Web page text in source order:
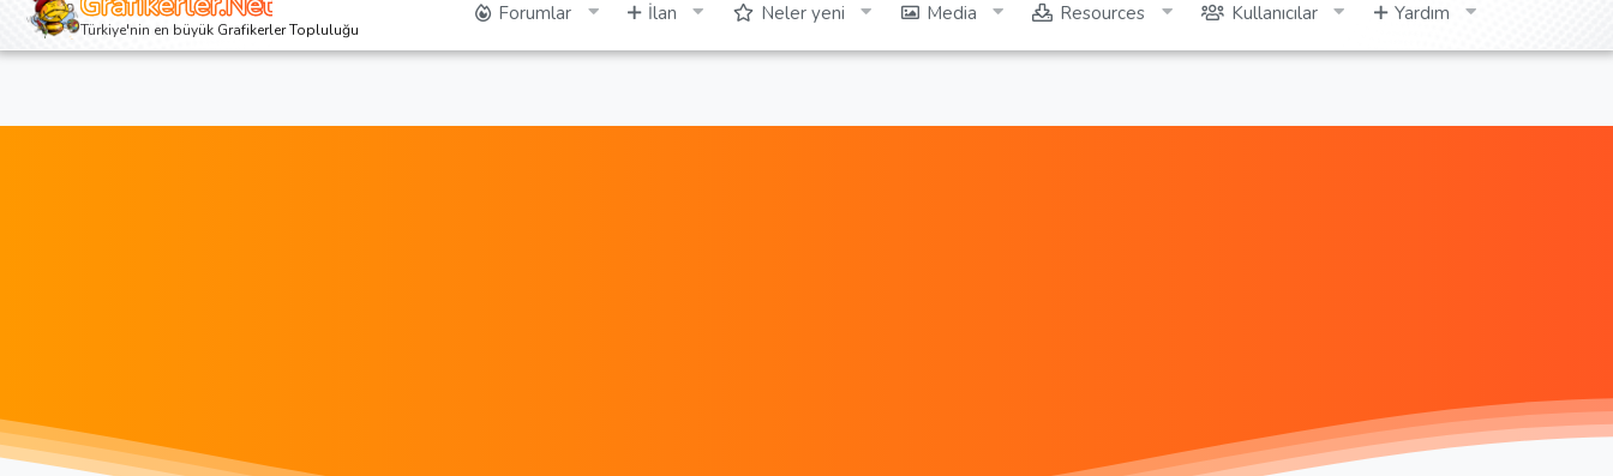
Giriş yap Kayıt ol
Türkiye'nin en büyük Grafikerler Topluluğu
Forumlar İlan Neler yeni Media Resources Kullanıcılar Yardım